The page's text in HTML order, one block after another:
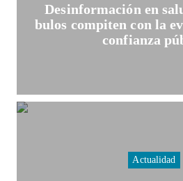
Desinformación en
bulos compiten con la
confianza
Actualidad